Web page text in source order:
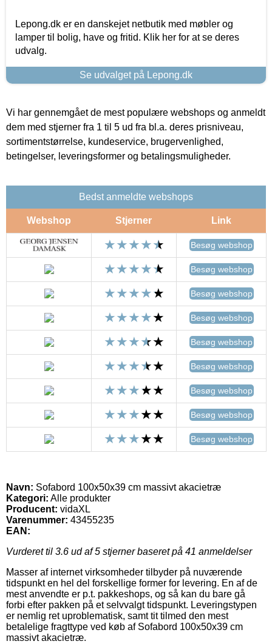
Lepong.dk er en danskejet netbutik med møbler og
lamper til bolig, have og fritid. Klik her for at se deres
udvalg.
Se udvalget på Lepong.dk
Vi har gennemgået de mest populære webshops og anmeldt
dem med stjerner fra 1 til 5 ud fra bl.a. deres prisniveau,
sortimentstørrelse, kundeservice, brugervenlighed,
betingelser, leveringsformer og betalingsmuligheder.
Bedst anmeldte webshops
Webshop Stjerner Link
Besøg webshop
Besøg webshop
Besøg webshop
Besøg webshop
Besøg webshop
Besøg webshop
Besøg webshop
Besøg webshop
Besøg webshop
Navn: Sofabord 100x50x39 cm massivt akacietræ
Kategori: Alle produkter
Producent: vidaXL
Varenummer: 43455235
EAN:
Vurderet til 3.6 ud af 5 stjerner baseret på 41 anmeldelser
Masser af internet virksomheder tilbyder på nuværende
tidspunkt en hel del forskellige former for levering. En af de
mest anvendte er p.t. pakkeshops, og så kan du bare gå
forbi efter pakken på et selvvalgt tidspunkt. Leveringstypen
er nemlig ret uproblematisk, samt tit tilmed den mest
betalelige fragttype ved køb af Sofabord 100x50x39 cm
massivt akacietræ.